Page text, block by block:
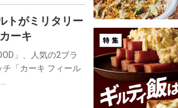
トがミリタリー
ーキ
」、人気の2ブラ
「カーキ フィール